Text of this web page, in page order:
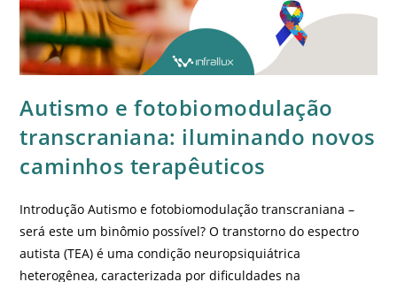
Autismo e fotobiomodulação
transcraniana: iluminando novos
caminhos terapêuticos
Introdução Autismo e fotobiomodulação transcraniana –
será este um binômio possível? O transtorno do espectro
autista (TEA) é uma condição neuropsiquiátrica
heterogênea, caracterizada por dificuldades na